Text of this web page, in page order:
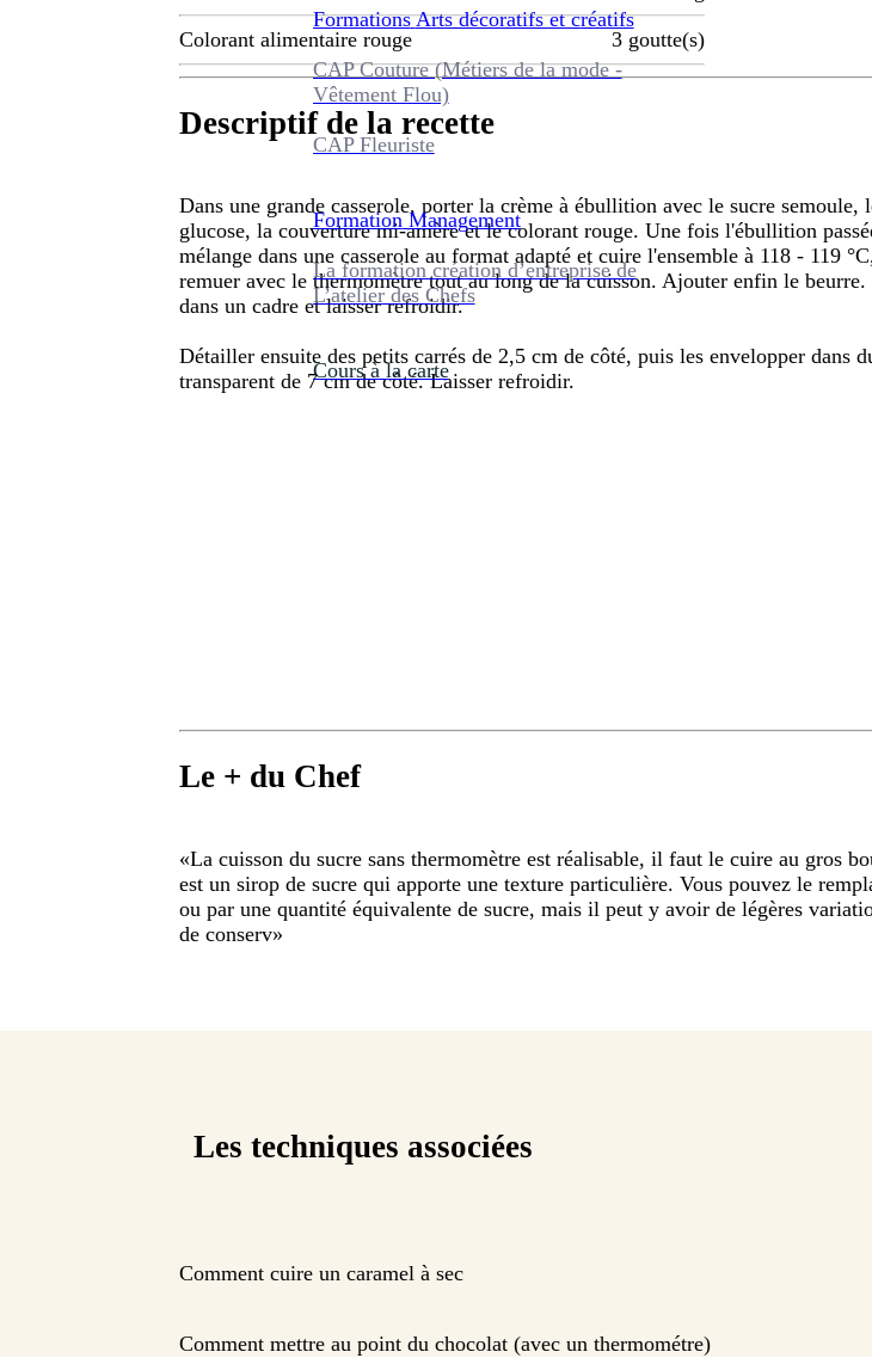
Formations Arts décoratifs et créatifs
CAP Couture (Métiers de la mode -
Vêtement Flou)
CAP Fleuriste
Formation Management
La formation création d’entreprise de
L’atelier des Chefs
Cours à la carte
Colorant alimentaire rouge 3 goutte(s)
Descriptif de la recette
Dans une grande casserole, porter la crème à ébullition avec le sucre semoule,
glucose, la couverture mi-amère et le colorant rouge. Une fois l'ébullition
mélange dans une casserole au format adapté et cuire l'ensemble à 118 - 119
remuer avec le thermomètre tout au long de la cuisson. Ajouter enfin le beurre.
dans un cadre et laisser refroidir.
Détailler ensuite des petits carrés de 2,5 cm de côté, puis les envelopper dans
transparent de 7 cm de côté. Laisser refroidir.
Le + du Chef
«La cuisson du sucre sans thermomètre est réalisable, il faut le cuire au gros
est un sirop de sucre qui apporte une texture particulière. Vous pouvez le
ou par une quantité équivalente de sucre, mais il peut y avoir de légères
de conserv»
Les techniques associées
Comment cuire un caramel à sec
Comment mettre au point du chocolat (avec un thermométre)